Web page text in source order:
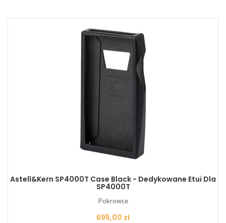
Astell&Kern SP4000T Case Black - Dedykowane Etui Dla
SP4000T
Pokrowce
Cena
695,00 zł